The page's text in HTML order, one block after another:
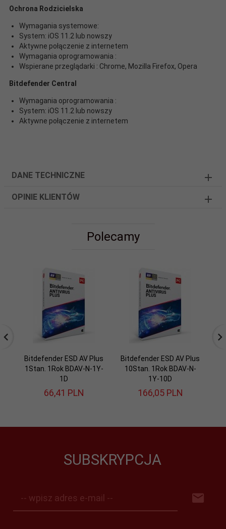
Ochrona Rodzicielska
Wymagania systemowe:
System: iOS 11.2 lub nowszy
Aktywne połączenie z internetem
Wymagania oprogramowania :
Wspierane przeglądarki : Chrome, Mozilla Firefox, Opera
Bitdefender Central
Wymagania oprogramowania :
System: iOS 11.2 lub nowszy
Aktywne połączenie z internetem
DANE TECHNICZNE
OPINIE KLIENTÓW
Polecamy
Bitdefender ESD AV Plus
1Stan. 1Rok BDAV-N-1Y-
1D
66,41 PLN
Bitdefender ESD AV Plus
10Stan. 1Rok BDAV-N-
1Y-10D
166,05 PLN
SUBSKRYPCJA
-- wpisz adres e-mail --